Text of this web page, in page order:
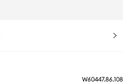
W60447.86.108